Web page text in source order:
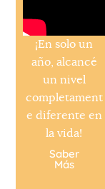
¡En solo un
año, alcancé
un nivel
completament
e diferente en
la vida!
Saber
Más